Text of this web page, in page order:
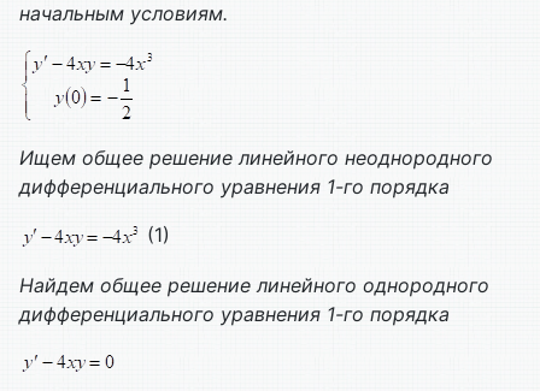
начальным условиям.
Ищем общее решение линейного неоднородного
дифференциального уравнения 1-го порядка
(1)
Найдем общее решение линейного однородного
дифференциального уравнения 1-го порядка